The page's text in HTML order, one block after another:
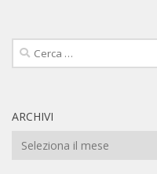
Ricerca
per:
ARCHIVI
Archivi